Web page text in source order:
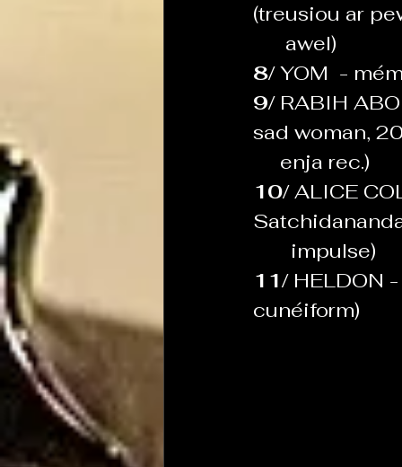
(treusiou ar
      awel)
8/ YOM  -
9/ RABIH
sad woman,
     enja rec.)
10/ ALICE
       impulse)
11/ HELDON
cunéiform)